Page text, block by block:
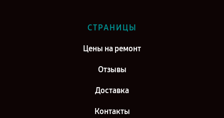
СТРАНИЦЫ
Цены на ремонт
Отзывы
Доставка
Контакты